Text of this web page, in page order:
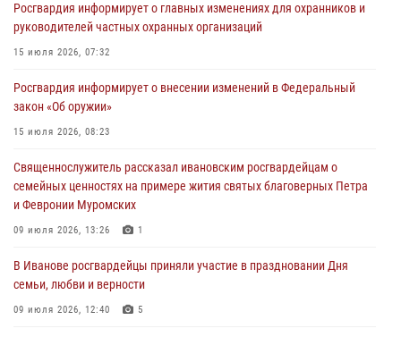
подозреваемые в серии автомобильных краж
30 июля 2026, 12:41
празднования Дня Крещения Руси
28 июля 2026, 08:57
Росгвардии для ивановской молодежи
Представители ивановского ОМОН "Спарта" провели обучающее
27 июля 2026, 12:56
Росгвардия информирует о главных изменениях для охранников и
руководителей частных охранных организаций
15 июля 2026, 07:32
Росгвардия информирует о внесении изменений в Федеральный
закон «Об оружии»
15 июля 2026, 08:23
Священнослужитель рассказал ивановским росгвардейцам о
семейных ценностях на примере жития святых благоверных Петра
и Февронии Муромских
09 июля 2026, 13:26 1
В Иванове росгвардейцы приняли участие в праздновании Дня
семьи, любви и верности
09 июля 2026, 12:40 5